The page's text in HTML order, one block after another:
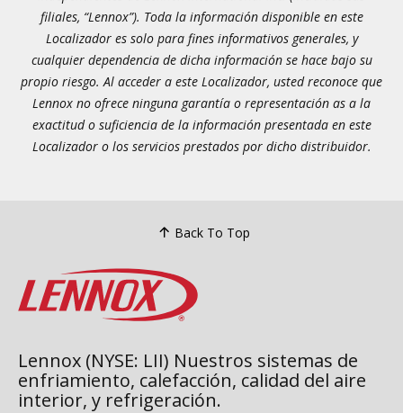
filiales, “Lennox”). Toda la información disponible en este
Localizador es solo para fines informativos generales, y
cualquier dependencia de dicha información se hace bajo su
propio riesgo. Al acceder a este Localizador, usted reconoce que
Lennox no ofrece ninguna garantía o representación as a la
exactitud o suficiencia de la información presentada en este
Localizador o los servicios prestados por dicho distribuidor.
Back To Top
Lennox (NYSE: LII) Nuestros sistemas de
enfriamiento, calefacción, calidad del aire
interior, y refrigeración.